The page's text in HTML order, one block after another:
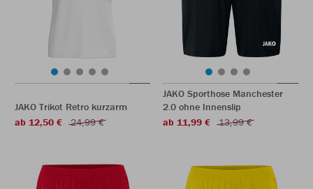
JAKO Trikot Retro kurzarm
ab 12,50 €
24,99 €
JAKO Sporthose Manchester
2.0 ohne Innenslip
ab 11,99 €
13,99 €